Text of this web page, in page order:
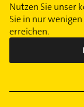
Nutzen Sie unser
Sie in nur
erreichen.